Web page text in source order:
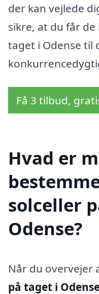
der kan vejlede
sikre, at du får
taget i Odense til
Få 3 tilbud,
Hvad er
solceller
Odense?
Når du overvejer
på taget i